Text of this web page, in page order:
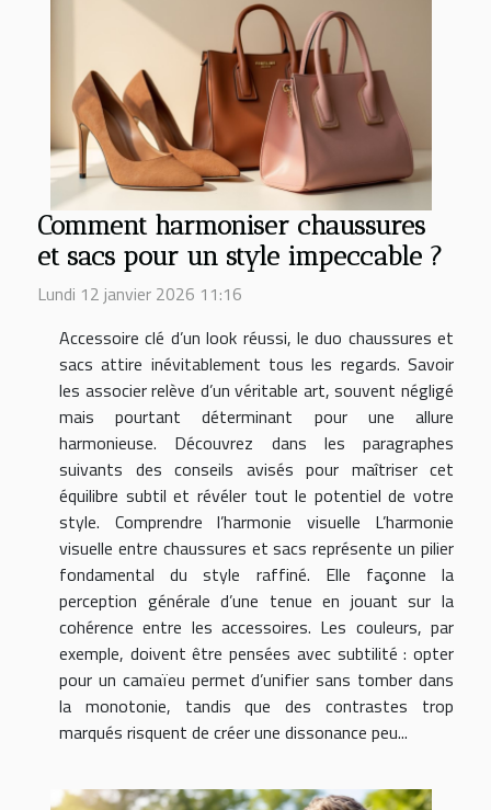
Comment harmoniser chaussures
et sacs pour un style impeccable ?
Lundi 12 janvier 2026 11:16
Accessoire clé d’un look réussi, le duo chaussures et
sacs attire inévitablement tous les regards. Savoir
les associer relève d’un véritable art, souvent négligé
mais pourtant déterminant pour une allure
harmonieuse. Découvrez dans les paragraphes
suivants des conseils avisés pour maîtriser cet
équilibre subtil et révéler tout le potentiel de votre
style. Comprendre l’harmonie visuelle L’harmonie
visuelle entre chaussures et sacs représente un pilier
fondamental du style raffiné. Elle façonne la
perception générale d’une tenue en jouant sur la
cohérence entre les accessoires. Les couleurs, par
exemple, doivent être pensées avec subtilité : opter
pour un camaïeu permet d’unifier sans tomber dans
la monotonie, tandis que des contrastes trop
marqués risquent de créer une dissonance peu...